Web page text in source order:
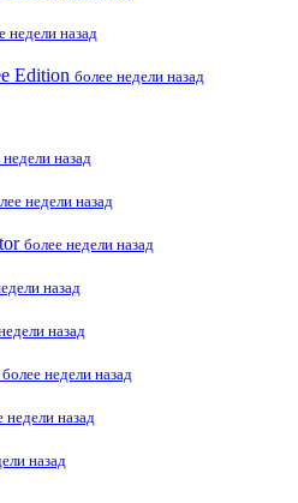
недели назад
Edition более недели назад
назад
недели назад
более недели назад
назад
назад
более недели назад
недели назад
назад